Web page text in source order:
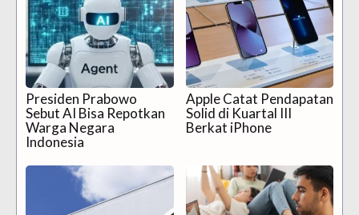
Presiden Prabowo
Sebut AI Bisa Repotkan
Warga Negara
Indonesia
Apple Catat Pendapatan
Solid di Kuartal III
Berkat iPhone